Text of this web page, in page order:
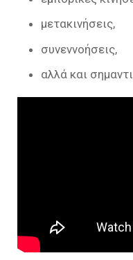
μετακινήσεις,
συνεννοήσεις,
αλλά και